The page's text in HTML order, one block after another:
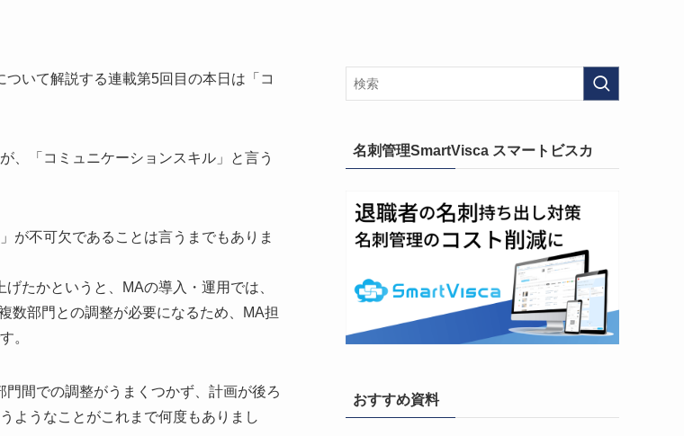
いて解説する連載第5回目の本日は「コ
、「コミュニケーションスキル」と言う
が不可欠であることは言うまでもありま
たかというと、MAの導入・運用では、
数部門との調整が必要になるため、MA担
。
間での調整がうまくつかず、計画が後ろ
ようなことがこれまで何度もありまし
名刺管理SmartVisca スマートビスカ
おすすめ資料